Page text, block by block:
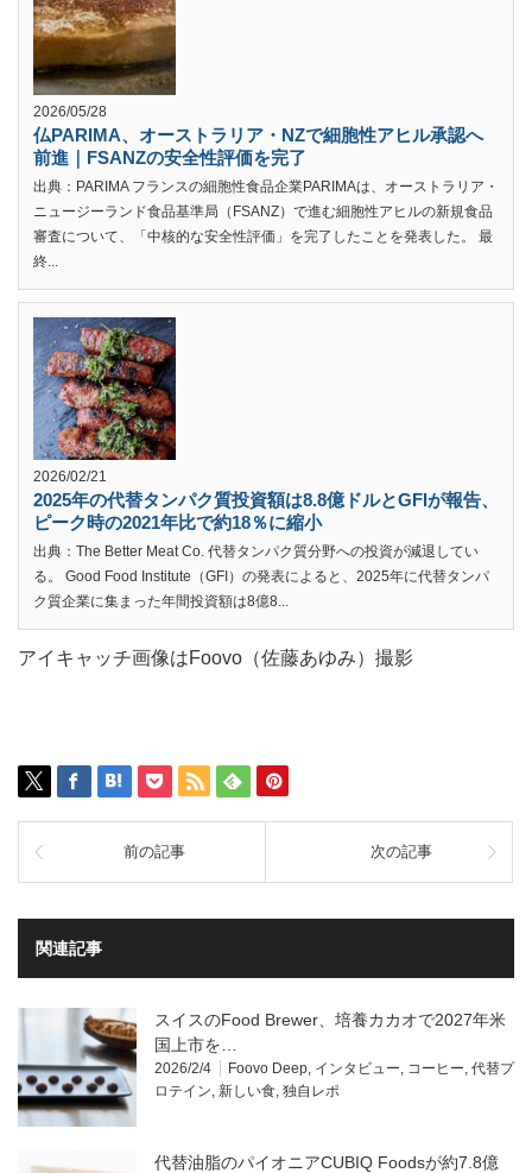
2026/05/28
仏PARIMA、オーストラリア・NZで細胞性アヒル承認へ
前進｜FSANZの安全性評価を完了
出典：PARIMA フランスの細胞性食品企業PARIMAは、オーストラリア・
ニュージーランド食品基準局（FSANZ）で進む細胞性アヒルの新規食品
審査について、「中核的な安全性評価」を完了したことを発表した。 最
終...
2026/02/21
2025年の代替タンパク質投資額は8.8億ドルとGFIが報告、
ピーク時の2021年比で約18％に縮小
出典：The Better Meat Co. 代替タンパク質分野への投資が減退してい
る。 Good Food Institute（GFI）の発表によると、2025年に代替タンパ
ク質企業に集まった年間投資額は8億8...
アイキャッチ画像はFoovo（佐藤あゆみ）撮影
前の記事 次の記事
関連記事
スイスのFood Brewer、培養カカオで2027年米
国上市を…
2026/2/4 Foovo Deep インタビュー コーヒー 代替プ
ロテイン 新しい食 独自レポ
代替油脂のパイオニアCUBIQ Foodsが約7.8億